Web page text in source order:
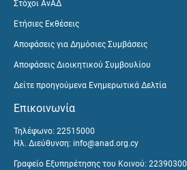
Στόχοι ΑνΑΔ
Ετήσιες Εκθέσεις
Αποφάσεις για Δημόσιες Συμβάσεις
Αποφάσεις Διοικητικού Συμβουλίου
Δείτε προηγούμενα Ενημερωτικά Δελτία
Επικοινωνία
Τηλέφωνο: 22515000
Ηλ. Διεύθυνση: info@anad.org.cy
Γραφείο Εξυπηρέτησης του Κοινού: 22390300